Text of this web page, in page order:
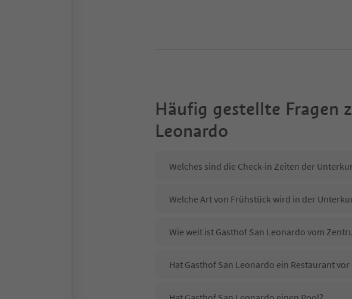
Häufig gestellte Fragen
Leonardo
Welches sind die Check-in Zeiten der
Welche Art von Frühstück wird in der
Wie weit ist Gasthof San Leonardo vom
Hat Gasthof San Leonardo ein Restaurant vor